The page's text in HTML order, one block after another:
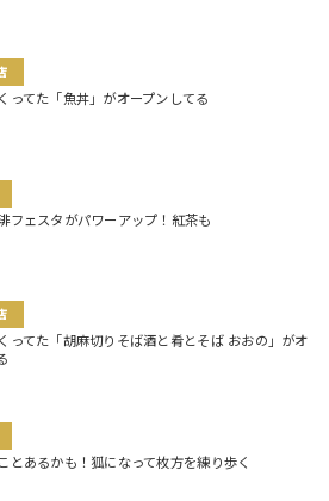
ってた「魚丼」がオープンしてる
フェスタがパワーアップ！紅茶も
ってた「胡麻切りそば酒と肴とそば おおの」がオ
とあるかも！狐になって枚方を練り歩く